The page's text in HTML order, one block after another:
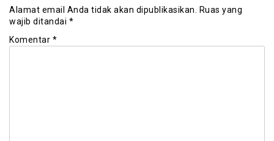
Alamat email Anda tidak akan dipublikasikan.
Ruas yang
wajib ditandai *
Komentar *